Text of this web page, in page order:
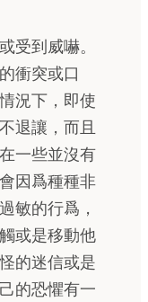
受到威嚇。
衝突或口
況下，即使
退讓，而且
一些並沒有
因爲種種非
敏的行爲，
或是移動他
的迷信或是
的恐懼有一